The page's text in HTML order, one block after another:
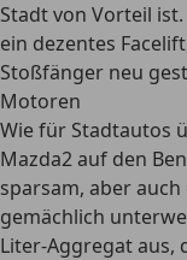
Stadt von Vorteil
ein dezentes
Stoßfänger neu
Motoren
Wie für Stadtautos
Mazda2 auf den
sparsam, aber
gemächlich
Liter-Aggregat aus,